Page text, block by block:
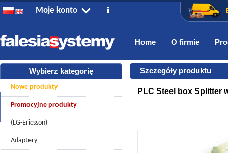
Home O firmie
Moje konto
Wybierz kategorię
Nowe produkty
Promocyjne produkty
(LG-Ericsson)
Adaptery
+48 508 489 777
krzysztof.pikula@falesia.pl
+48 510 812 394
Szczegóły produktu
PLC Steel box Splitter